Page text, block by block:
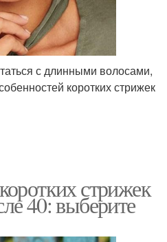
с длинными волосами,
коротких стрижек
стрижек
40: выберите